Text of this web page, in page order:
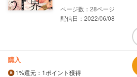
28
配信日：2022/06/08
購入
1%還元 ：1ポイント獲得